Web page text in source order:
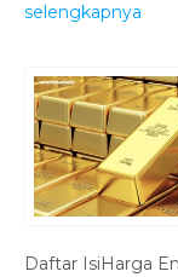
selengkapnya
Daftar IsiHarga